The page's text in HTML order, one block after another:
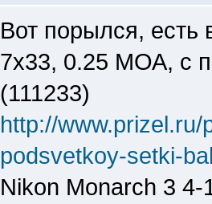
Вот порылся, есть
7x33, 0.25 МОА, с
(111233)
http://
podsvetkoy-setki-
Nikon Monarch 3